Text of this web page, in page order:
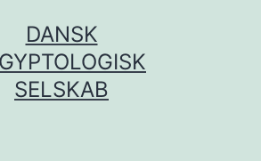
DANSK
SELSKAB